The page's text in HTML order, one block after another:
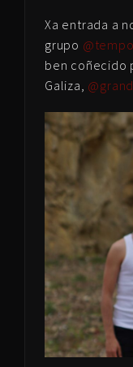
Xa entrada a
grupo
ben coñecido
Galiza,